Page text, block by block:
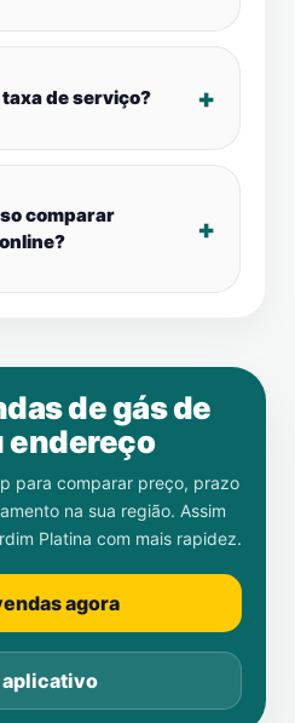
de serviço?
comparar
de gás de
endereço
para comparar preço, prazo
na sua região. Assim
Platina com mais rapidez.
agora
aplicativo